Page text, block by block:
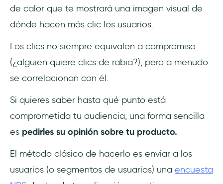
de calor que te mostrará una imagen visual de
dónde hacen más clic los usuarios.
Los clics no siempre equivalen a compromiso
(¿alguien quiere clics de rabia?), pero a menudo
se correlacionan con él.
Si quieres saber hasta qué punto está
comprometida tu audiencia, una forma sencilla
es pedirles su opinión sobre tu producto.
El método clásico de hacerlo es enviar a los
usuarios (o segmentos de usuarios) una encuesta